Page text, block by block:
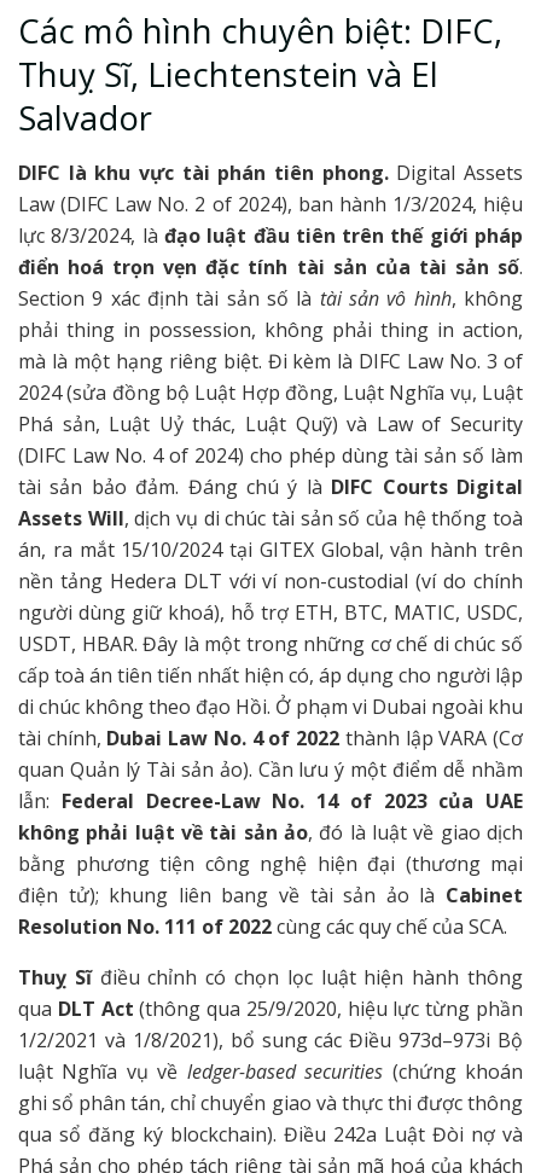
Các mô hình chuyên biệt: DIFC,
Thuỵ Sĩ, Liechtenstein và El
Salvador
DIFC là khu vực tài phán tiên phong.Digital Assets
Law (DIFC Law No. 2 of 2024), ban hành 1/3/2024, hiệu
lực 8/3/2024, là đạo luật đầu tiên trên thế giới pháp
điển hoá trọn vẹn đặc tính tài sản của tài sản số.
Section 9 xác định tài sản số là tài sản vô hình, không
phải thing in possession, không phải thing in action,
mà là một hạng riêng biệt. Đi kèm là DIFC Law No. 3 of
2024 (sửa đồng bộ Luật Hợp đồng, Luật Nghĩa vụ, Luật
Phá sản, Luật Uỷ thác, Luật Quỹ) và Law of Security
(DIFC Law No. 4 of 2024) cho phép dùng tài sản số làm
tài sản bảo đảm. Đáng chú ý là DIFC Courts Digital
Assets Will, dịch vụ di chúc tài sản số của hệ thống toà
án, ra mắt 15/10/2024 tại GITEX Global, vận hành trên
nền tảng Hedera DLT với ví non-custodial (ví do chính
người dùng giữ khoá), hỗ trợ ETH, BTC, MATIC, USDC,
USDT, HBAR. Đây là một trong những cơ chế di chúc số
cấp toà án tiên tiến nhất hiện có, áp dụng cho người lập
di chúc không theo đạo Hồi. Ở phạm vi Dubai ngoài khu
tài chính, Dubai Law No. 4 of 2022 thành lập VARA (Cơ
quan Quản lý Tài sản ảo). Cần lưu ý một điểm dễ nhầm
lẫn: Federal Decree-Law No. 14 of 2023 của UAE
không phải luật về tài sản ảo, đó là luật về giao dịch
bằng phương tiện công nghệ hiện đại (thương mại
điện tử); khung liên bang về tài sản ảo là Cabinet
Resolution No. 111 of 2022cùng các quy chế của SCA.
Thuỵ Sĩđiều chỉnh có chọn lọc luật hiện hành thông
qua DLT Act (thông qua 25/9/2020, hiệu lực từng phần
1/2/2021 và 1/8/2021), bổ sung các Điều 973d–973i Bộ
luật Nghĩa vụ về ledger-based securities (chứng khoán
ghi sổ phân tán, chỉ chuyển giao và thực thi được thông
qua sổ đăng ký blockchain). Điều 242a Luật Đòi nợ và
Phá sản cho phép tách riêng tài sản mã hoá của khách